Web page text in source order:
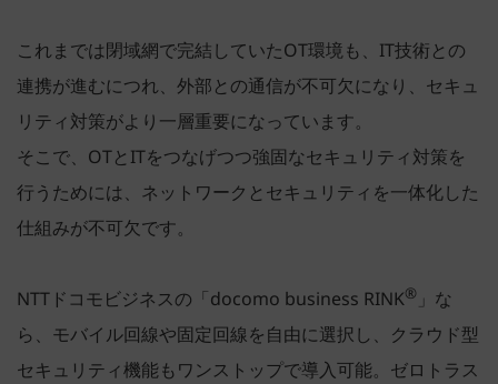
これまでは閉域網で完結していたOT環境も、IT技術との
連携が進むにつれ、外部との通信が不可欠になり、セキュ
リティ対策がより一層重要になっています。
そこで、OTとITをつなげつつ強固なセキュリティ対策を
行うためには、ネットワークとセキュリティを一体化した
仕組みが不可欠です。
NTTドコモビジネスの「docomo business RINK® 」な
ら、モバイル回線や固定回線を自由に選択し、クラウド型
セキュリティ機能もワンストップで導入可能。ゼロトラス